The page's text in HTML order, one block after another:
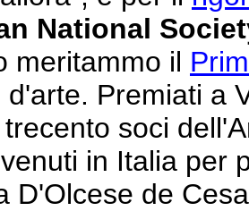
National
meritammo il
Premiati a
soci
in Italia per
de